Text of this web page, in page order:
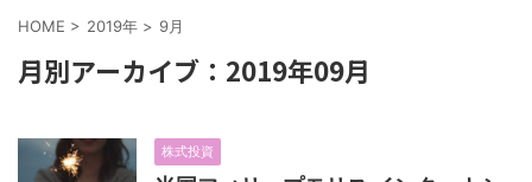
HOME > 2019年 > 9月
月別アーカイブ：2019年09月
株式投資